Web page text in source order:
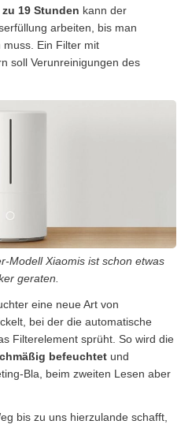
zu 19 Stunden kann der
arbeiten, bis man
muss. Ein Filter mit
soll Verunreinigungen des
Modell Xiaomis ist schon etwas
geraten.
eine neue Art von
bei der die automatische
Filterelement sprüht. So wird die
befeuchtet und
Bla, beim zweiten Lesen aber
bis zu uns hierzulande schafft,